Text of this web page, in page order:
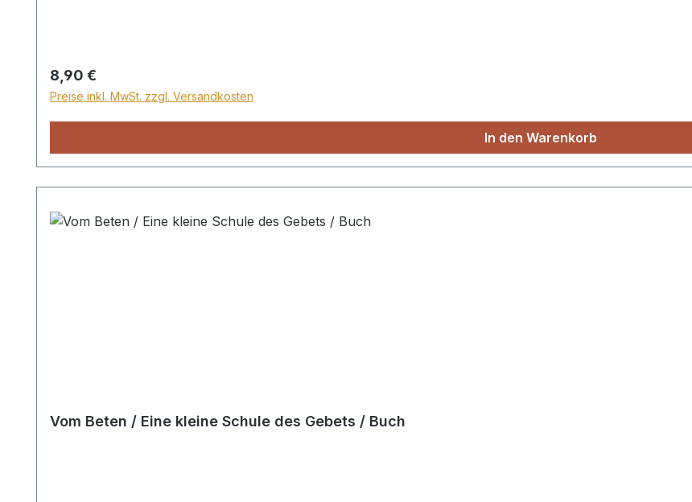
Regulärer Preis:
8,90 €
Preise inkl. MwSt. zzgl. Versandkosten
In den Warenkorb
Vom Beten / Eine kleine Schule des Gebets / Buch